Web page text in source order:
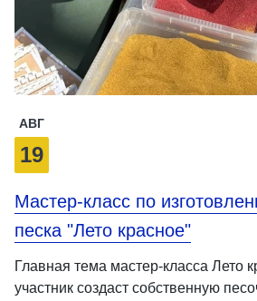
АВГ
19
Мастер-класс по
песка "Лето красное"
Главная тема мастер-класса Лето
участник создаст собственную